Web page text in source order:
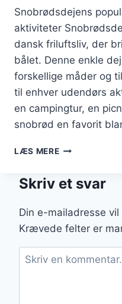
Snobrødsdejens
aktiviteter
dansk friluftsliv, der
bålet. Denne enkle
forskellige måder og
til enhver udendørs
en campingtur, en
snobrød en favorit
LÆS MERESNOBRØDSDEJ
FOR
SJOV
Skriv et svar
Din e-mailadresse
Krævede felter er